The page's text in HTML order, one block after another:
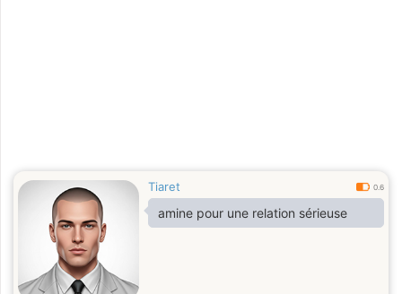
Tiaret 0.6
amine pour une relation sérieuse